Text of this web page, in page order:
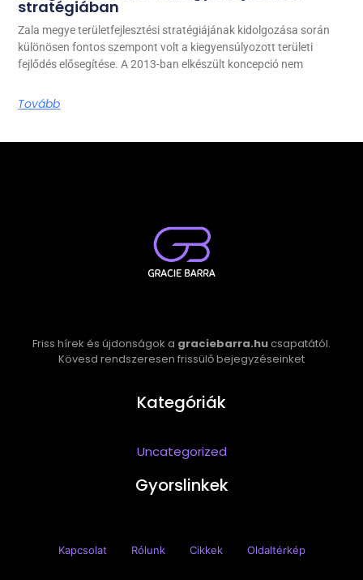
stratégiában
Zala megye területfejlesztési stratégiájának kidolgozása során
különösen fontos szempont volt a kiegyensúlyozott területi
fejlődés elősegítése. A 2013-ban elkészült koncepció nem
Tovább
Friss hírek és újdonságok a graciebarra.hucsapatától.
Kövesd rendszeresen frissülő bejegyzéseinket
Kategóriák
Uncategorized
Gyorslinkek
Kapcsolat Rólunk Cikkek Oldaltérkép